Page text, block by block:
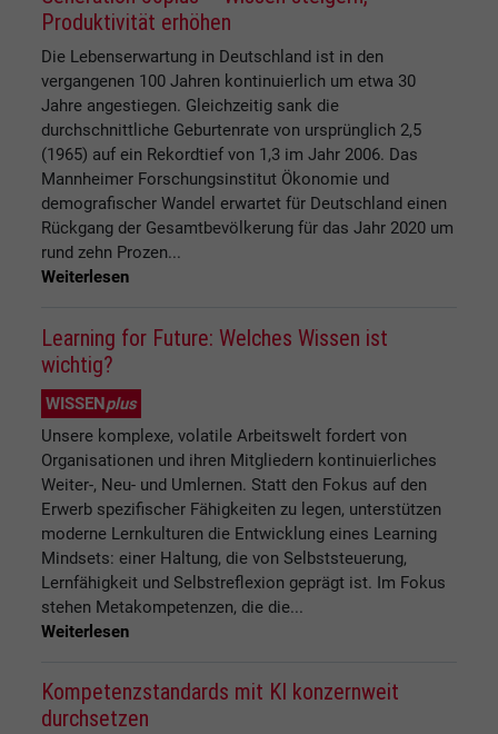
Produktivität erhöhen
Die Lebenserwartung in Deutschland ist in den
vergangenen 100 Jahren kontinuierlich um etwa 30
Jahre angestiegen. Gleichzeitig sank die
durchschnittliche Geburtenrate von ursprünglich 2,5
(1965) auf ein Rekordtief von 1,3 im Jahr 2006. Das
Mannheimer Forschungsinstitut Ökonomie und
demografischer Wandel erwartet für Deutschland einen
Rückgang der Gesamtbevölkerung für das Jahr 2020 um
rund zehn Prozen...
Weiterlesen
Learning for Future: Welches Wissen ist
wichtig?
WISSENplus
Unsere komplexe, volatile Arbeitswelt fordert von
Organisationen und ihren Mitgliedern kontinuierliches
Weiter-, Neu- und Umlernen. Statt den Fokus auf den
Erwerb spezifischer Fähigkeiten zu legen, unterstützen
moderne Lernkulturen die Entwicklung eines Learning
Mindsets: einer Haltung, die von Selbststeuerung,
Lernfähigkeit und Selbstreflexion geprägt ist. Im Fokus
stehen Metakompetenzen, die die...
Weiterlesen
Kompetenzstandards mit KI konzernweit
durchsetzen